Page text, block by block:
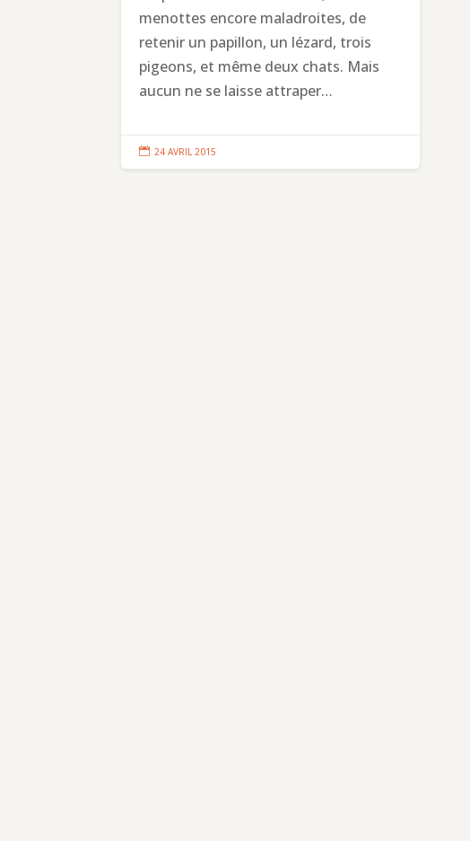
menottes encore maladroites, de
retenir un papillon, un lézard, trois
pigeons, et même deux chats. Mais
aucun ne se laisse attraper…
 24 AVRIL 2015